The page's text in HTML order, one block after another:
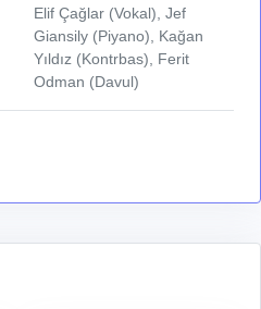
Elif Çağlar (Vokal), Jef
Giansily (Piyano), Kağan
Yıldız (Kontrbas), Ferit
Odman (Davul)